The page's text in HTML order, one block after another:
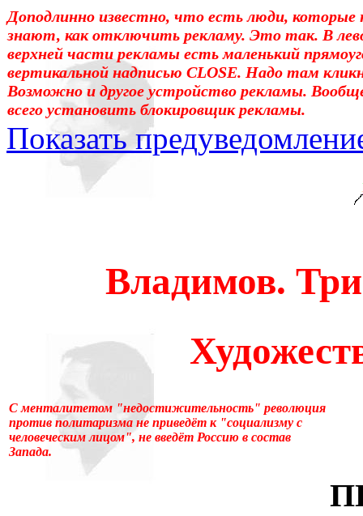
Доподлинно известно, что есть люди, которые
знают, как отключить рекламу. Это так. В
верхней части рекламы есть маленький
вертикальной надписью CLOSE. Надо там
Возможно и другое устройство рекламы.
всего установить блокировщик рекламы.
Показать
Уважаемые! Умоляю: не
отошли от суеты. – Перед
достаточно, чтоб
что не понятно.Прошу
«подсознательный» в
надо было писать
менять в тысячах мест,
Владимов.
С менталитетом "недостижительность" революция
против политаризма не приведёт к "социализму с
человеческим лицом", не введёт Россию в состав
Запада.